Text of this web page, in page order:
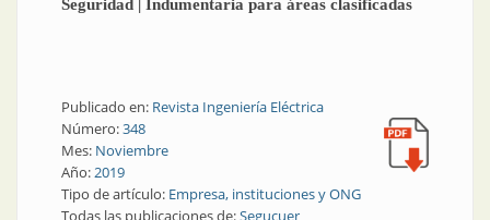
Seguridad | Indumentaria para áreas clasificadas
Publicado en: Revista Ingeniería Eléctrica
Número:348
Mes: Noviembre
Año:2019
Tipo de artículo: Empresa, instituciones y ONG
Todas las publicaciones de:Segucuer